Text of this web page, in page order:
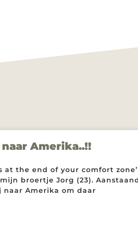
Amerika..!!
at the end of your comfort
broertje Jorg (23).
Amerika om daar